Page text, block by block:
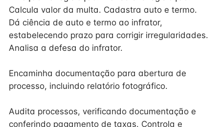
Calcula valor da multa. Cadastra auto e termo.
Dá ciência de auto e termo ao infrator,
estabelecendo prazo para corrigir irregularidades.
Analisa a defesa do infrator.
Encaminha documentação para abertura de
processo, incluindo relatório fotográfico.
Audita processos, verificando documentação e
conferindo pagamento de taxas. Controla e